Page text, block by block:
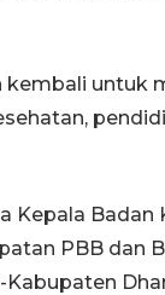
kembali untuk
Badan
PBB dan